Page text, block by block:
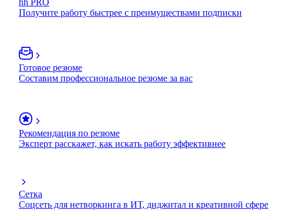
Получите работу быстрее с преимуществами подписки
Готовое резюме
Составим профессиональное резюме за вас
Рекомендация по резюме
Эксперт расскажет, как искать работу эффективнее
Сетка
Соцсеть для нетворкинга в ИТ, диджитал и креативной сфере